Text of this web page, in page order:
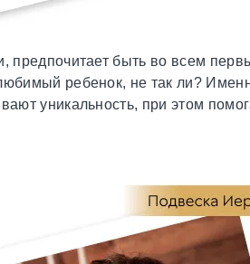
предпочитает быть во всем
ребенок, не так ли?
уникальность, при этом